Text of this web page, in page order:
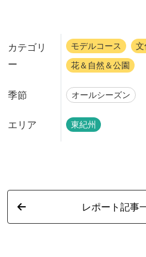
カテゴリ
ー
モデルコース
花＆自然＆公園
季節 オールシーズン
エリア 東紀州
レポート記事